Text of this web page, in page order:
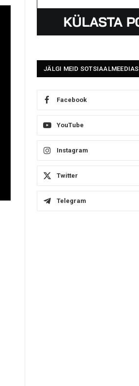
JÄLGI MEID SOTSIAALMEEDIAS
Facebook
YouTube
Instagram
Twitter
Telegram